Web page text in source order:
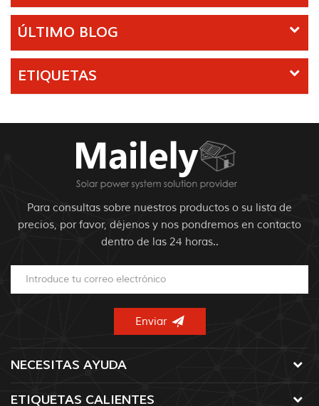
ÚLTIMO BLOG
ETIQUETAS
Para consultas sobre nuestros productos o su lista de
precios, por favor, déjenos y nos pondremos en contacto
dentro de las 24 horas..
NECESITAS AYUDA
ETIQUETAS CALIENTES